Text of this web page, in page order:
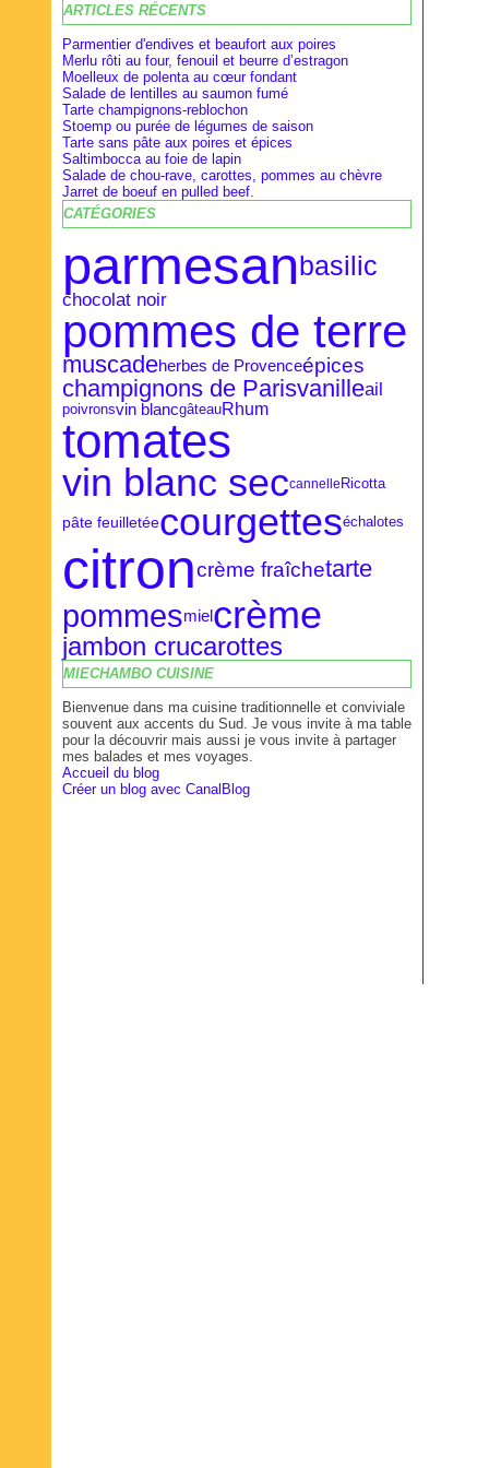
Février(9)
Janvier(8)
Février(16)
Janvier(18)
Avril(28)
Mars(27)
ARTICLES RÉCENTS
Parmentier d'endives et beaufort aux poires
Merlu rôti au four, fenouil et beurre d’estragon
Moelleux de polenta au cœur fondant
Salade de lentilles au saumon fumé
Tarte champignons-reblochon
Stoemp ou purée de légumes de saison
Tarte sans pâte aux poires et épices
Saltimbocca au foie de lapin
Salade de chou-rave, carottes, pommes au chèvre
Jarret de boeuf en pulled beef.
CATÉGORIES
parmesanbasilic
chocolat noir
pommes de terre
muscadeherbes de Provenceépices
champignons de Parisvanilleail
poivronsvin blancgâteauRhum
tomates
vin blanc seccannelle Ricotta
pâte feuilletéecourgetteséchalotes
citroncrème fraîchetarte
pommesmielcrème
jambon crucarottes
MIECHAMBO CUISINE
Bienvenue dans ma cuisine traditionnelle et conviviale
souvent aux accents du Sud. Je vous invite à ma table
pour la découvrir mais aussi je vous invite à partager
mes balades et mes voyages.
Accueil du blog
Créer un blog avec CanalBlog